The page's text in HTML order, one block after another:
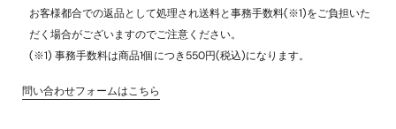
お客様都合での返品として処理され送料と事務手数料(※1)をご負担いた
だく場合がございますのでご注意ください。
(※1) 事務手数料は商品1個につき550円(税込)になります。
問い合わせフォームはこちら